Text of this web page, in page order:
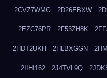
2CVZ7WMG 2D26EBXW
2EZC76PR 2F53ZH8K
2HDT2UKH 2HLBXGGN
2IIHI162 2J4TVL9Q